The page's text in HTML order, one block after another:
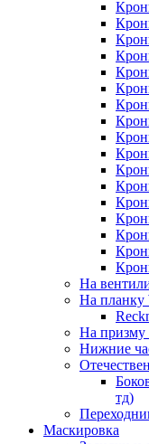
На
На планку
На призму
Нижние
тд)
Маскировка